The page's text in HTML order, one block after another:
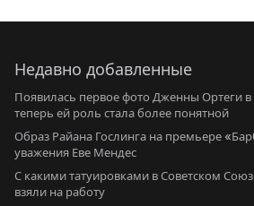
Недавно добавленные
Появилась первое фото Дженны Ортеги
теперь ей роль стала более понятной
Образ Райана Гослинга на премьере
уважения Еве Мендес
С какими татуировками в Советском
взяли на работу